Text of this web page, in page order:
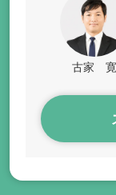
古家 寛